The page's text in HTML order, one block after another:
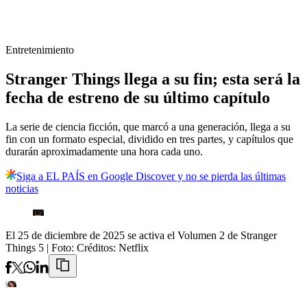
Entretenimiento
Stranger Things llega a su fin; esta será la
fecha de estreno de su último capítulo
La serie de ciencia ficción, que marcó a una generación, llega a su
fin con un formato especial, dividido en tres partes, y capítulos que
durarán aproximadamente una hora cada uno.
Siga a EL PAÍS en Google Discover y no se pierda las últimas
noticias
El 25 de diciembre de 2025 se activa el Volumen 2 de Stranger
Things 5 | Foto: Créditos: Netflix